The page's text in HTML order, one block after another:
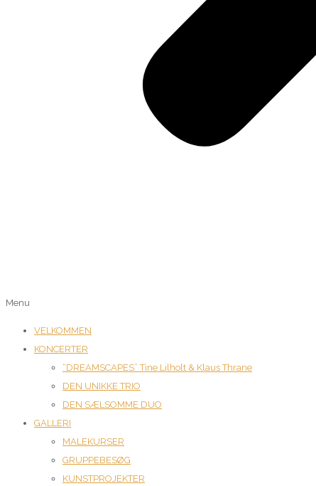
Menu
VELKOMMEN
KONCERTER
“DREAMSCAPES” Tine Lilholt & Klaus Thrane
DEN UNIKKE TRIO
DEN SÆLSOMME DUO
GALLERI
MALEKURSER
GRUPPEBESØG
KUNSTPROJEKTER